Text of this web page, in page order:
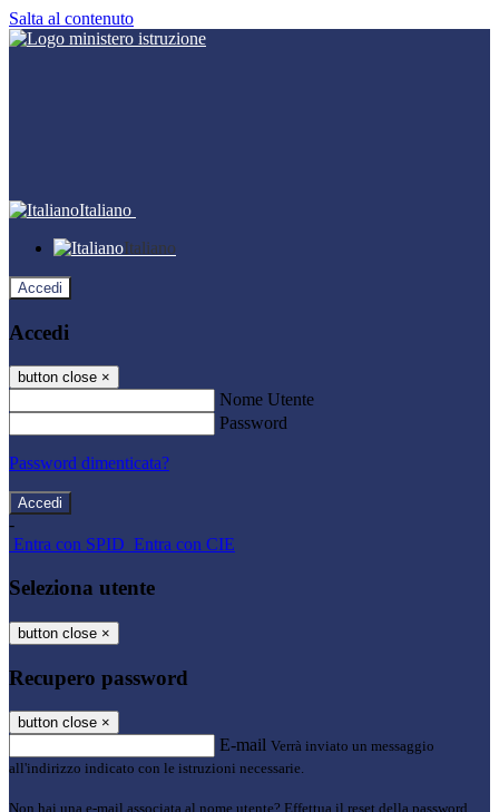
Salta al contenuto
Italiano
Italiano
Accedi
Accedi
button close ×
Nome Utente
Password
Password dimenticata?
-
Entra con SPID Entra con CIE
Seleziona utente
button close ×
Recupero password
button close ×
E-mail Verrà inviato un messaggio
all'indirizzo indicato con le istruzioni necessarie.
Non hai una e-mail associata al nome utente? Effettua il reset della password